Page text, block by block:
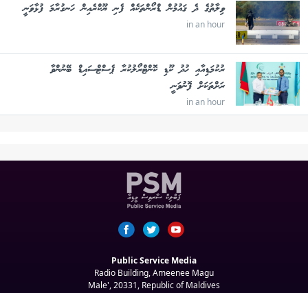
ވިލާތުގެ ދެ ޤައުމުން ޑްރޯންތަކެއް ފެނި ޔޫކްރެއިން ހަނގުރާމަ ފުޅާވަނީ
in an hour
ރުކުމަޑިއާއި ހުދު ކޫޑި ކޮންޓްރޯލުކުރާ ޕެސްޓްސައިޑް ބޭނުންވާ
ރަށްތަކަށް ފޮނުވަނީ
in an hour
Public Service Media
Radio Building, Ameenee Magu
Male', 20331, Republic of Maldives